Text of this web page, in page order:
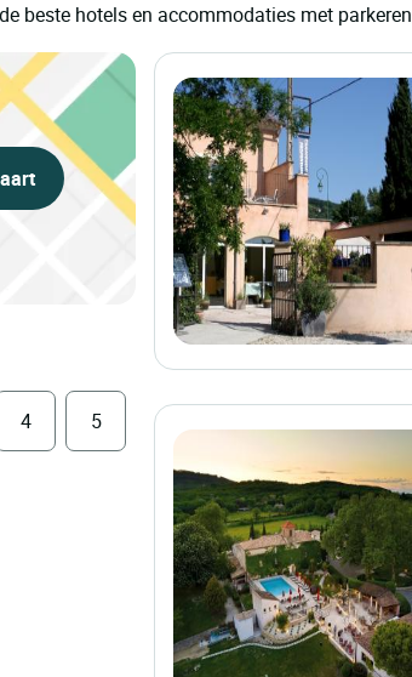
beste hotels en accommodaties met parkeren
4 5